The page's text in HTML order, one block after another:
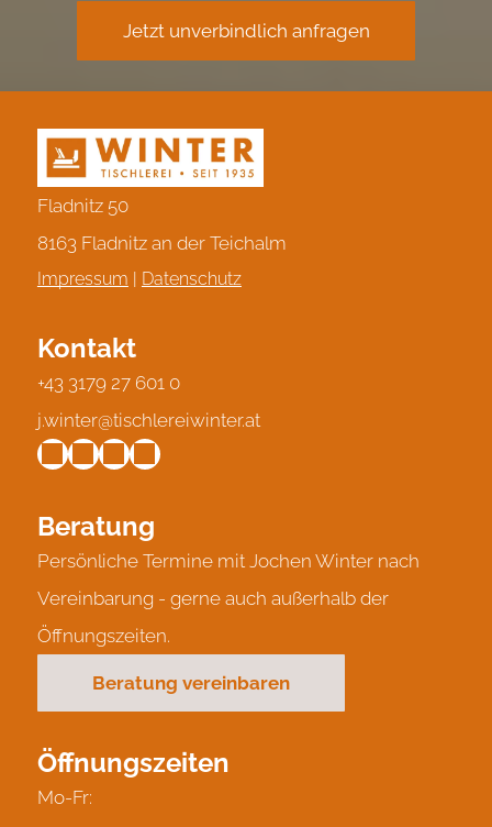
Jetzt unverbindlich anfragen
Fladnitz 50
8163 Fladnitz an der Teichalm
Impressum | Datenschutz
Kontakt
+43 3179 27 601 0
j.winter@tischlereiwinter.at
Beratung
Persönliche Termine mit Jochen Winter nach
Vereinbarung - gerne auch außerhalb der
Öffnungszeiten.
Beratung vereinbaren
Öffnungszeiten
Mo-Fr: